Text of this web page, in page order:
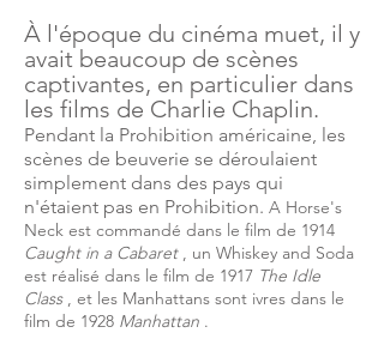
À l'époque du cinéma muet, il y
avait beaucoup de scènes
captivantes, en particulier dans
les films de Charlie Chaplin.
Pendant la Prohibition américaine, les
scènes de beuverie se déroulaient
simplement dans des pays qui
n'étaient pas en Prohibition. A Horse's
Neck est commandé dans le film de 1914
Caught in a Cabaret, un Whiskey and Soda
est réalisé dans le film de 1917 The Idle
Class, et les Manhattans sont ivres dans le
film de 1928 Manhattan .